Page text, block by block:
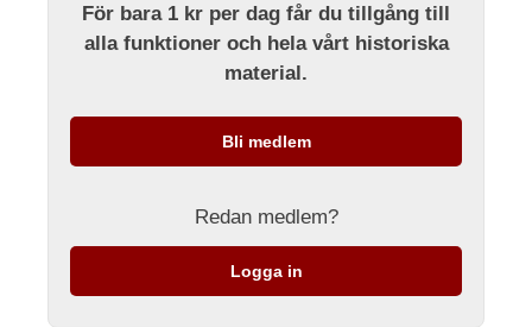
För bara 1 kr per dag får du tillgång till
alla funktioner och hela vårt historiska
material.
Bli medlem
Redan medlem?
Logga in